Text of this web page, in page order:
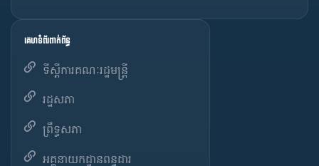
គេហទំព័រពាក់ព័ន្ធ
ទីស្តីការគណៈរដ្ឋមន្ត្រី
រដ្ឋសភា
ព្រឹទ្ធសភា
អគ្គនាយកដ្ឋានពន្ធដារ